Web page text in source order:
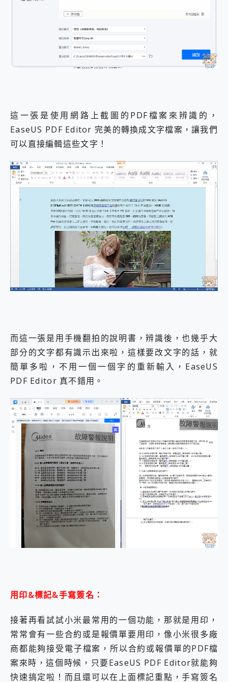
這一張是使用網路上截圖的PDF檔案來辨識的，
EaseUS PDF Editor 完美的轉換成文字檔案，讓我們
可以直接編輯這些文字！
而這一張是用手機翻拍的說明書，辨識後，也幾乎大
部分的文字都有識示出來啦，這樣要改文字的話，就
簡單多啦，不用一個一個字的重新輸入，EaseUS
PDF Editor 真不錯用。
用印&標記&手寫簽名：
接著再看試試小米最常用的一個功能，那就是用印，
常常會有一些合約或是報價單要用印，像小米很多廠
商都能夠接受電子檔案，所以合約或報價單的PDF檔
案來時，這個時候，只要EaseUS PDF Editor就能夠
快速搞定啦！而且還可以在上面標記重點，手寫簽名